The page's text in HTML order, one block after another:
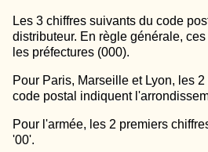
Les 3 chiffres suivants du code
distributeur. En règle générale,
les préfectures (000).
Pour Paris, Marseille et Lyon, les
code postal indiquent
Pour l'armée, les 2 premiers
'00'.